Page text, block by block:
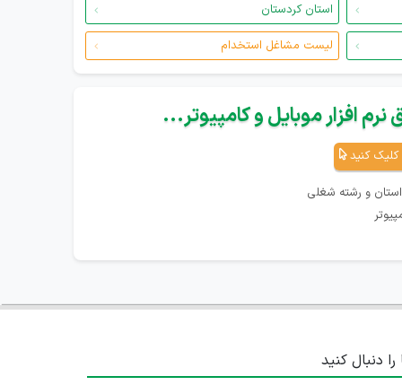
استان کردستان
لیست مشاغل استخدام
افزار موبایل و کامپیوتر...
کلیک کنید
و رشته شغلی
را دنبال کنید